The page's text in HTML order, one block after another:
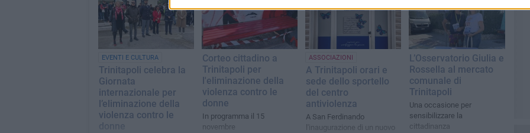
EVENTI E CULTURA
Trinitapoli celebra la
Giornata
internazionale per
l’eliminazione della
violenza contro le
Corteo cittadino a
Trinitapoli per
l'eliminazione della
violenza contro le
donne
In programma il 15
novembre
ASSOCIAZIONI
A Trinitapoli orari e
sede dello sportello
del centro
antiviolenza
A San Ferdinando
l'inaugurazione di un nuovo
L’Osservatorio Giulia e
Rossella al mercato
comunale di
Trinitapoli
Una occasione per
sensibilizzare la
cittadinanza